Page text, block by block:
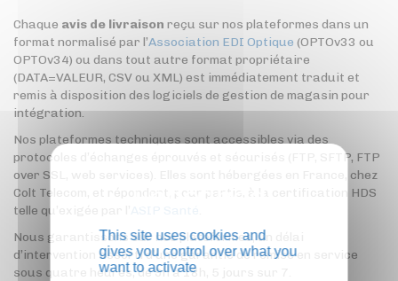
Chaque avis de livraison reçu sur nos plateformes dans un
format normalisé par l’Association EDI Optique (OPTOv33 ou
OPTOv34) ou dans tout autre format propriétaire
(DATA=VALEUR, CSV ou XML) est immédiatement traduit et
remis à disposition des logiciels de gestion de magasin pour
intégration.
Nos plateformes techniques sont accessibles via des
protocoles d’échanges éprouvés et sécurisés (FTP, SFTP, FTP
over SSL, web services). Elles sont hébergées en France, chez
Colt Telecom, et répondent, pour partie, à la certification HDS
telle qu’exigée par l’
Nous garantissons sur nos plateformes, un délai
d’intervention assorti d’une garantie de remise en service
sous quatre heures, de 9h à 18h, 5 jours sur 7.
This site uses cookies and
gives you control over what you
want to activate